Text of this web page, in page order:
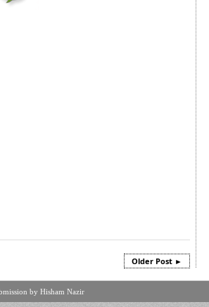
Older Post ►
by Hisham Nazir